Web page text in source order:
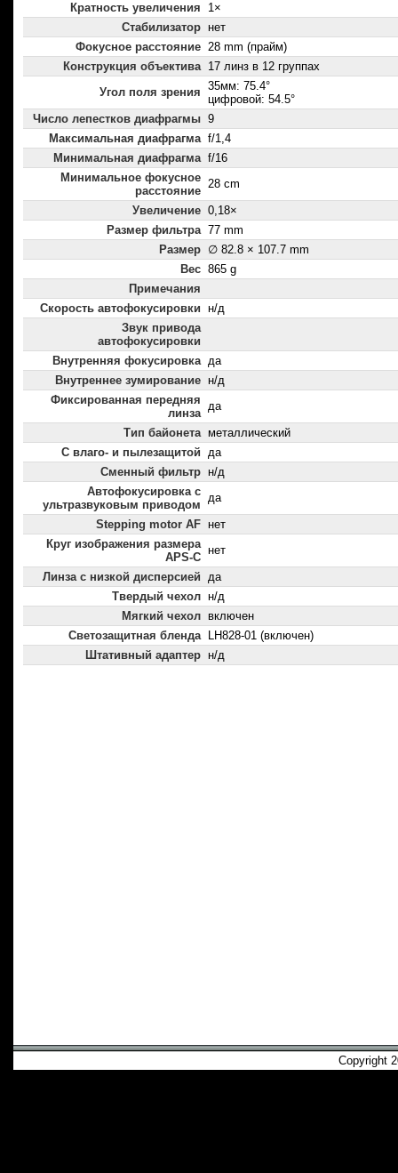
Кратность увеличения
1×
Стабилизатор нет
Фокусное расстояние 28 mm (прайм)
Конструкция объектива 17 линз в 12 группах
Угол поля зрения 35мм: 75.4°
цифровой: 54.5°
Число лепестков диафрагмы 9
Максимальная диафрагма f/1,4
Минимальная диафрагма f/16
Минимальное фокусное
расстояние
28 cm
Увеличение 0,18×
Размер фильтра 77 mm
Размер ∅ 82.8 × 107.7 mm
Вес 865 g
Примечания
Скорость автофокусировки н/д
Звук привода
автофокусировки
Внутренняя фокусировка да
Внутреннее зумирование н/д
Фиксированная передняя
линза
да
Тип байонета металлический
С влаго- и пылезащитой да
Сменный фильтр н/д
Автофокусировка с
ультразвуковым приводом
да
Stepping motor AF нет
Круг изображения размера
APS-C
нет
Линза с низкой дисперсией да
Твердый чехол н/д
Мягкий чехол включен
Светозащитная бленда
LH828-01 (включен)
Штативный адаптер н/д
Copyright